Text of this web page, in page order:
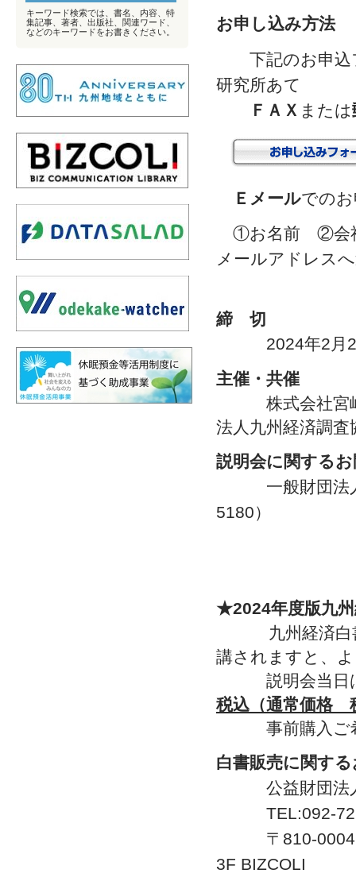
お申し込み方法
下記のお申込
研究所あて
ＦＡＸ または
Ｅ メールでの
①お名前 ②会
メールアドレス
締 切
2024年2月22
主催・共催
株式会社宮崎
法人九州経済調査
説明会に関する
一般財団
5180）
★2024年度版九
九州経済白書
講されますと、
説明会当日は
税込（通常価格
事前購入ご希
白書販売に関す
公益財団法人
TEL:092-721-
〒810-0004 福
3F BIZCOLI
キーワード検索では、書名、内容、特
集記事、著者、出版社、関連ワード、
などのキーワードをお書きください。